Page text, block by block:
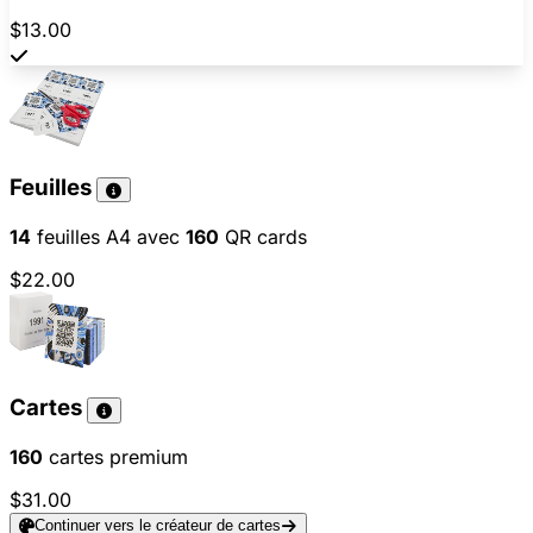
$13.00
Feuilles
14 feuilles A4 avec 160 QR cards
$22.00
Cartes
160 cartes premium
$31.00
Continuer vers le créateur de cartes